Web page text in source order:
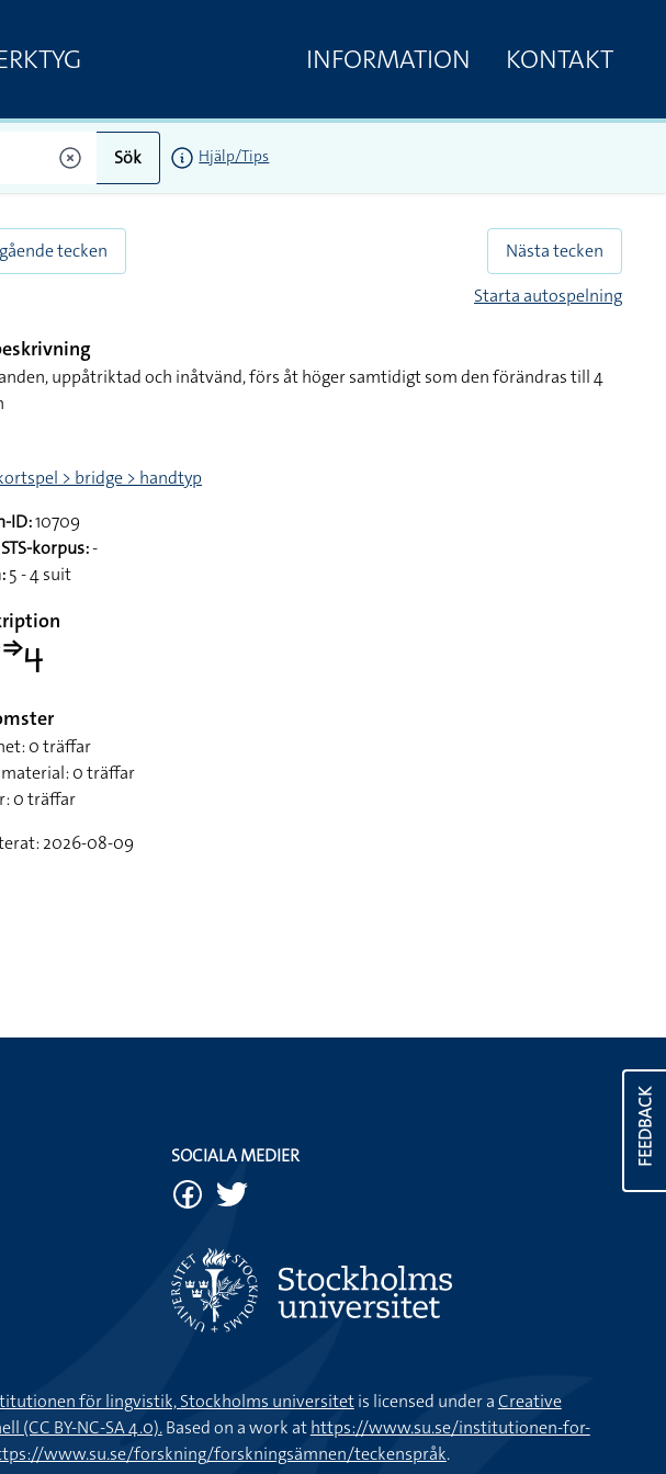
INFORMATION KONTAKT
Sök Hjälp/Tips
tecken
Nästa tecken
Starta autospelning
uppåtriktad och inåtvänd, förs åt höger samtidigt som den förändras till 4
> bridge > handtyp
ID:10709
korpus:-
5 - 4 suit
0 träffar
0 träffar
0 träffar
2026-08-09
FEEDBACK
SOCIALA MEDIER
för lingvistik, Stockholms universitetis licensed under aCreative
(CC BY-NC-SA 4.0).Based on a work athttps://www.su.se/institutionen-for-
www.su.se/forskning/forskningsämnen/teckenspråk.